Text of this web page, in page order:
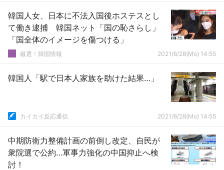
韓国人女、日本に不法入国後ホステスとし
て働き逮捕 韓国ネット「国の恥さらし」
「国全体のイメージを傷つける」
厳選！韓国情報 2021/6/28(Mo) 14:55
韓国人「駅で日本人家族を助けた結果…」
カイカイ反応通信 2021/6/28(Mo) 14:55
中期防衛力整備計画の前倒し改定、自民が
衆院選で公約…軍事力強化の中国抑止へ検
討！